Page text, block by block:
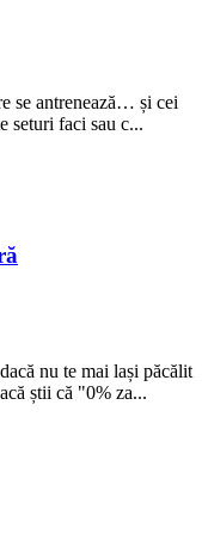
se antrenează… și cei
seturi faci sau c...
nu te mai lași păcălit
știi că "0% za...